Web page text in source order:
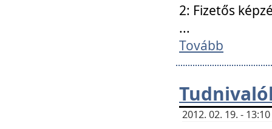
2: Fizetős
...
Tovább
2012. 02. 19. -